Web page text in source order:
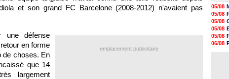
et son grand FC Barcelone (2008-2012) n'avaient pas
emplacement publicitaire
une défense
en forme
de choses. En
que 14
largement
19h34
19h14
19h06
18h50
18h30
18h20
17h58
05/08
05/08
05/08
05/08
05/08
06/08